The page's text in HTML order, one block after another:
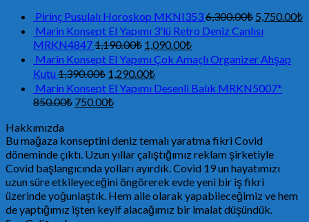
Pirinç Pusulalı Horoskop MKNI3536,300.00₺ 5,750.00₺
Marin Konsept El Yapımı 3'lü Retro Deniz Canlısı
MRKN48471,190.00₺ 1,090.00₺
Marin Konsept El Yapımı Çok Amaçlı Organizer Ahşap
Kutu 1,390.00₺ 1,290.00₺
Marin Konsept El Yapımı Desenli Balık MRKN5007*
850.00₺ 750.00₺
Hakkımızda
Bu mağaza konseptini deniz temalı yaratma fikri Covid
döneminde çıktı. Uzun yıllar çalıştığımız reklam şirketiyle
Covid başlangıcında yolları ayırdık. Covid 19 un hayatımızı
uzun süre etkileyeceğini öngörerek evde yeni bir iş fikri
üzerinde yoğunlaştık. Hem aile olarak yapabileceğimiz ve hem
de yaptığımız işten keyif alacağımız bir imalat düşündük.